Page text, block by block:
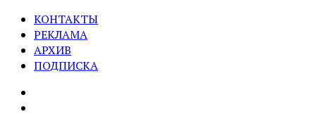
КОНТАКТЫ
РЕКЛАМА
АРХИВ
ПОДПИСКА